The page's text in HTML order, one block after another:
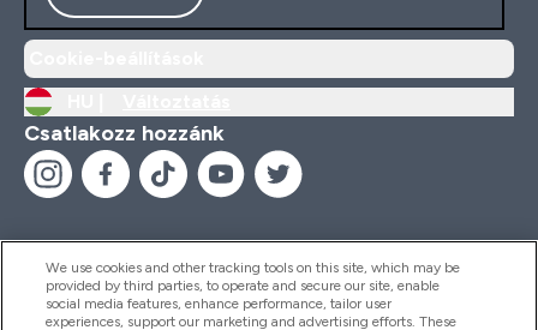
Csatlakozz hozzánk
Segítség És Információ
We use cookies and other tracking tools on this site, which may be
provided by third parties, to operate and secure our site, enable
social media features, enhance performance, tailor user
experiences, support our marketing and advertising efforts. These